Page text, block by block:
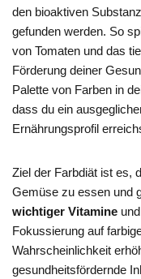
den bioaktiven
gefunden werden. So
von Tomaten und das
Förderung deiner
Palette von Farben in
dass du ein
Ernährungsprofil
Ziel der Farbdiät ist es,
Gemüse zu essen und
wichtiger Vitamine
Fokussierung auf
Wahrscheinlichkeit
gesundheitsfördernde